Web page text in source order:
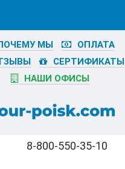
МЫ
ОПЛАТА
СЕРТИФИКАТЫ
НАШИ ОФИСЫ
8-800-550-35-10